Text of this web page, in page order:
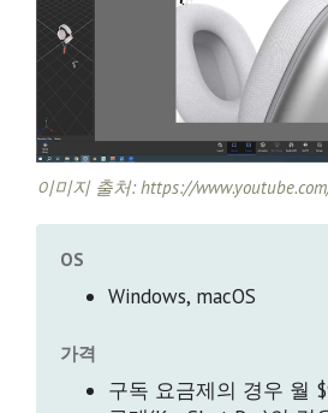
이미지 출처: https://
OS
Windows, macOS
가격
구독 요금제의 경우 월